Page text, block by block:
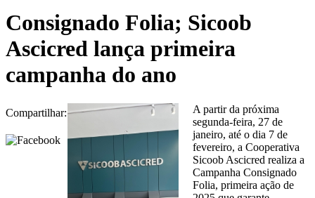
Consignado Folia; Sicoob
Ascicred lança primeira
campanha do ano
Compartilhar:
A partir da próxima
segunda-feira, 27 de
janeiro, até o dia 7 de
fevereiro, a Cooperativa
Sicoob Ascicred realiza a
Campanha Consignado
Folia, primeira ação de